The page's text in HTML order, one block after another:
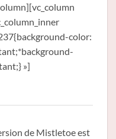
color:
»]
de Mistletoe est